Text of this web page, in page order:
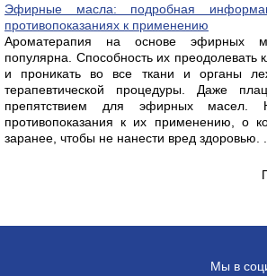
Эфирные масла: подробная
противопоказаниях к применению
Ароматерапия на основе эфирных
популярна. Способность их преодолевать
и проникать во все ткани и органы
терапевтической процедуры. Даже
препятствием для эфирных масел.
противопоказания к их применению, о
заранее, чтобы не нанести вред здоровью. ...
Мы в